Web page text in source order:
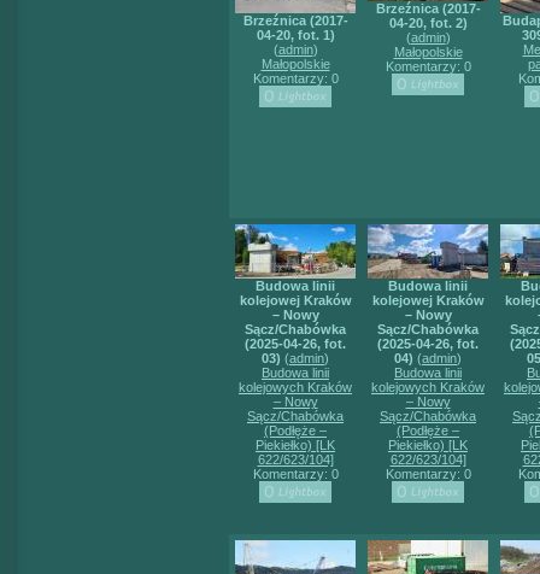
Brzeźnica (2017-
04-20, fot. 1)
(admin)
Małopolskie
Komentarzy: 0
Brzeźnica (2017-
04-20, fot. 2)
(admin)
Małopolskie
Komentarzy: 0
Budowa linii
kolejowej Kraków
– Nowy
Sącz/Chabówka
(2025-04-26, fot.
03) (admin)
Budowa linii
kolejowych Kraków
– Nowy
Sącz/Chabówka
(Podłęże –
Piekiełko) [LK
622/623/104]
Komentarzy: 0
Budowa linii
kolejowej Kraków
– Nowy
Sącz/Chabówka
(2025-04-26, fot.
04) (admin)
Budowa linii
kolejowych Kraków
– Nowy
Sącz/Chabówka
(Podłęże –
Piekiełko) [LK
622/623/104]
Komentarzy: 0